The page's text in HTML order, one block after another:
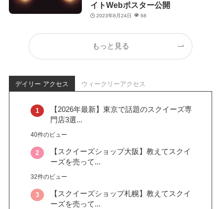
イトWebポスター公開
2023年8月24日 68
もっと見る
デイリー アクセス ウィークリーアクセス
【2026年最新】東京で話題のスクイーズ専
門店3選...
40件のビュー
【スクイーズショップ大阪】教えてスクイ
ーズを売って...
32件のビュー
【スクイーズショップ札幌】教えてスクイ
ーズを売って...